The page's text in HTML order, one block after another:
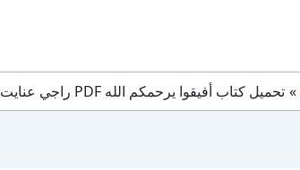
تحميل كتاب أفيقوا يرحمكم الله PDF راجي عنايت